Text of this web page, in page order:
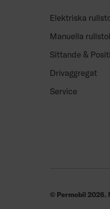
Elektriska
Manuella
Sittande &
Drivaggregat
Service
© Permobil 2026.